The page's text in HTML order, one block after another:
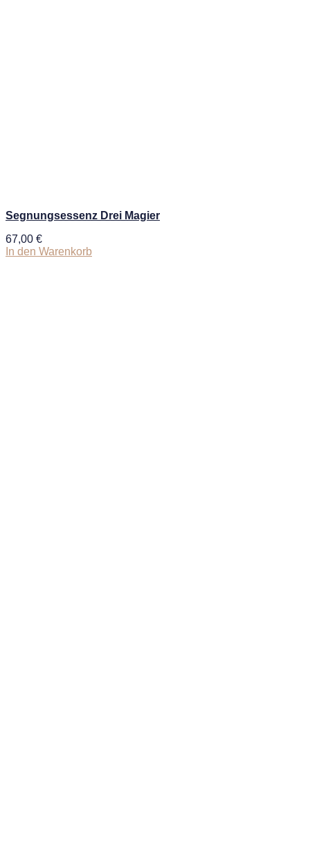
Segnungsessenz Drei Magier
67,00 €
In den Warenkorb